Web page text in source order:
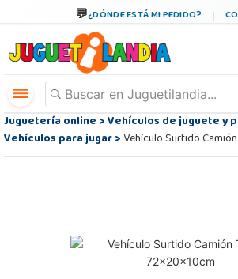
¿DÓNDE ESTÁ MI PEDIDO?
Juguetería online>Vehículos de juguete y
Vehículos para jugar>Vehículo Surtido